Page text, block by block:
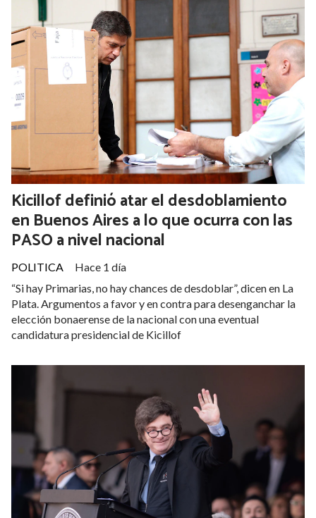
Kicillof definió atar el desdoblamiento
en Buenos Aires a lo que ocurra con las
PASO a nivel nacional
POLITICA
Hace 1 día
“Si hay Primarias, no hay chances de desdoblar”, dicen en La
Plata. Argumentos a favor y en contra para desenganchar la
elección bonaerense de la nacional con una eventual
candidatura presidencial de Kicillof